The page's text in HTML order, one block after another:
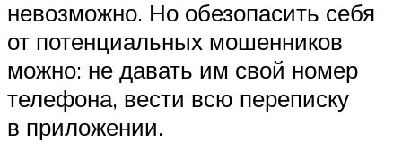
невозможно. Но обезопасить себя
от потенциальных мошенников
можно: не давать им свой номер
телефона, вести всю переписку
в приложении.